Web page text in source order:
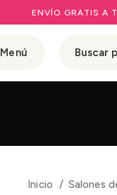
ENVÍO GRATIS A
Menú
Inicio Salones